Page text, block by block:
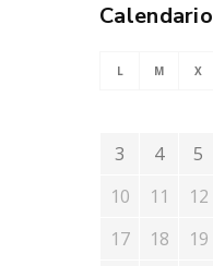
Calendario
L M X
3
4 5
10
11 12
17
18 19